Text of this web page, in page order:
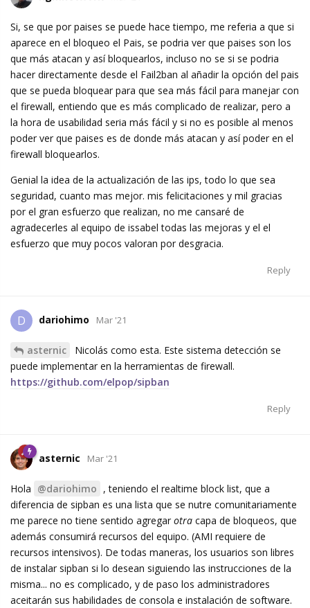
Si, se que por paises se puede hace tiempo, me referia a que si
aparece en el bloqueo el Pais, se podria ver que paises son los
que más atacan y así bloquearlos, incluso no se si se podria
hacer directamente desde el Fail2ban al añadir la opción del pais
que se pueda bloquear para que sea más fácil para manejar con
el firewall, entiendo que es más complicado de realizar, pero a
la hora de usabilidad seria más fácil y si no es posible al menos
poder ver que paises es de donde más atacan y así poder en el
firewall bloquearlos.
Genial la idea de la actualización de las ips, todo lo que sea
seguridad, cuanto mas mejor. mis felicitaciones y mil gracias
por el gran esfuerzo que realizan, no me cansaré de
agradecerles al equipo de issabel todas las mejoras y el el
esfuerzo que muy pocos valoran por desgracia.
Reply
D dariohimo Mar '21
asternic
Nicolás como esta. Este sistema detección se
puede implementar en la herramientas de firewall.
https://github.com/elpop/sipban
Reply
asternic Mar '21
Hola @dariohimo , teniendo el realtime block list, que a
diferencia de sipban es una lista que se nutre comunitariamente
me parece no tiene sentido agregar otra capa de bloqueos, que
además consumirá recursos del equipo. (AMI requiere de
recursos intensivos). De todas maneras, los usuarios son libres
de instalar sipban si lo desean siguiendo las instrucciones de la
misma... no es complicado, y de paso los administradores
aceitarán sus habilidades de consola e instalación de software.